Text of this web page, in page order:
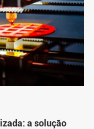
a solução